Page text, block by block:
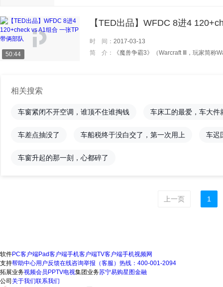
50:44
【TED出品】WFDC 8进4
时 间： 2017-03-13
简 介：
《魔兽争霸3》（Warcraft Ⅲ，玩家简称War3）是一款即时战略游
相关搜索
车窗紧闭不开空调，谁顶不住谁掏钱 车床工的最爱，车大件
车差点抽没了 车船税终于没白交了，第一次用上 车迟
车窗升起的那一刻，心都碎了
上一页 1
软件PC客户端Pad客户端手机客户端TV客户端手机视频网
支持帮助中心用户反馈在线咨询举报（客服）热线：400-001-2094
拓展业务视频会员 PPTV电视集团业务苏宁易购星图金融
公司 关于我们联系我们